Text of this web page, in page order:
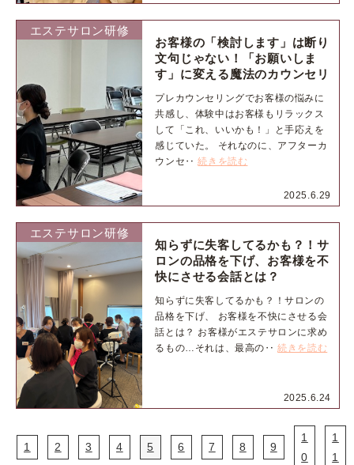
エステサロン研修
2025.6.29
お客様の「検討します」は断り
文句じゃない！「お願いしま
す」に変える魔法のカウンセリ
プレカウンセリングでお客様の悩みに
共感し、体験中はお客様もリラックス
して「これ、いいかも！」と手応えを
感じていた。 それなのに、アフターカ
ウンセ‥続きを読む
エステサロン研修
2025.6.24
知らずに失客してるかも？！サ
ロンの品格を下げ、お客様を不
快にさせる会話とは？
知らずに失客してるかも？！サロンの
品格を下げ、 お客様を不快にさせる会
話とは？ お客様がエステサロンに求め
るもの…それは、最高の‥続きを読む
1 2 3 4 5 6 7 8 9
1
0
1
1